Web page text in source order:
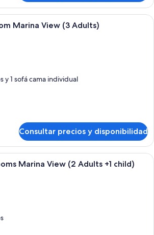
Un balcón con mesa y sillas, un
Marina View (3 Adults)
y 1 sofá cama individual
Consultar precios y disponibilidad
Una sala moderna con un sofá azul,
Marina View (2 Adults +1 child)